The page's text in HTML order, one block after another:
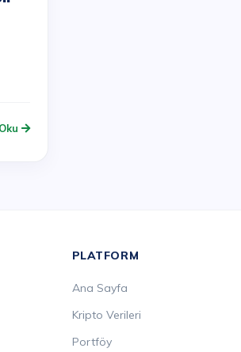
PLATFORM
Ana Sayfa
Kripto Verileri
Portföy